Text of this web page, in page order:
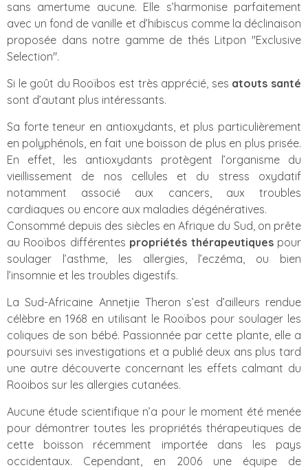
sans amertume aucune. Elle s’harmonise parfaitement
avec un fond de vanille et d’hibiscus comme la déclinaison
proposée dans notre gamme de thés Litpon "Exclusive
Selection".
Si le goût du Rooïbos est très apprécié, ses atouts santé
sont d’autant plus intéressants.
Sa forte teneur en antioxydants, et plus particulièrement
en polyphénols, en fait une boisson de plus en plus prisée.
En effet, les antioxydants protègent l’organisme du
vieillissement de nos cellules et du stress oxydatif
notamment associé aux cancers, aux troubles
cardiaques ou encore aux maladies dégénératives.
Consommé depuis des siècles en Afrique du Sud, on prête
au Rooïbos différentes propriétés thérapeutiquespour
soulager l’asthme, les allergies, l’eczéma, ou bien
l’insomnie et les troubles digestifs.
La Sud-Africaine Annetjie Theron s’est d’ailleurs rendue
célèbre en 1968 en utilisant le Rooïbos pour soulager les
coliques de son bébé. Passionnée par cette plante, elle a
poursuivi ses investigations et a publié deux ans plus tard
une autre découverte concernant les effets calmant du
Rooibos sur les allergies cutanées.
Aucune étude scientifique n’a pour le moment été menée
pour démontrer toutes les propriétés thérapeutiques de
cette boisson récemment importée dans les pays
occidentaux. Cependant, en 2006 une équipe de